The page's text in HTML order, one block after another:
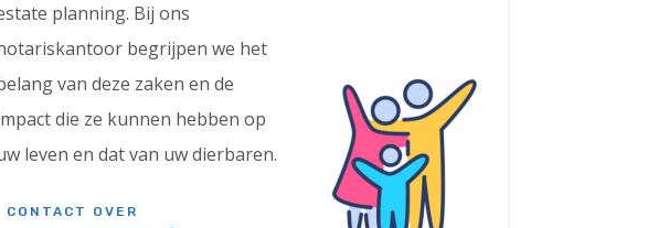
planning. Bij ons
begrijpen we het
van deze zaken en de
die ze kunnen hebben op
leven en dat van uw dierbaren.
CONTACT OVER